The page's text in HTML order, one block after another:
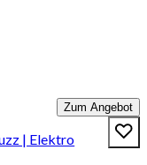
Zum Angebot
| Elektro